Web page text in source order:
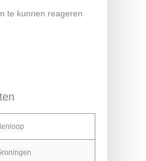
te kunnen reageren